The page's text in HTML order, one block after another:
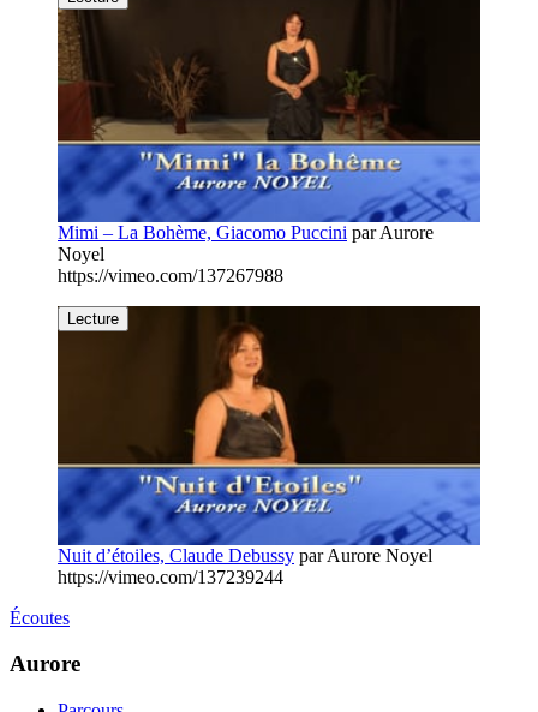
Mimi – La Bohème, Giacomo Puccini parAurore
Noyel
https://vimeo.com/137267988
Lecture
Nuit d’étoiles, Claude Debussy parAurore Noyel
https://vimeo.com/137239244
Écoutes
Aurore